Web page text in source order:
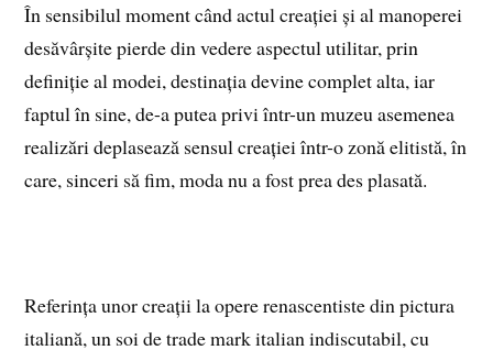
În sensibilul moment când actul creației și al manoperei
desăvârșite pierde din vedere aspectul utilitar, prin
definiție al modei, destinația devine complet alta, iar
faptul în sine, de-a putea privi într-un muzeu asemenea
realizări deplasează sensul creației într-o zonă elitistă, în
care, sinceri să fim, moda nu a fost prea des plasată.
Referința unor creații la opere renascentiste din pictura
italiană, un soi de trade mark italian indiscutabil, cu